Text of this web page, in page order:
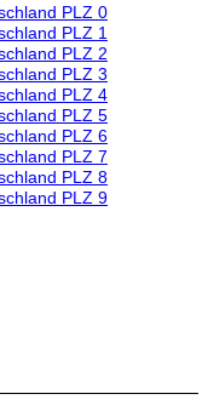
PLZ 0
PLZ 1
PLZ 2
PLZ 3
PLZ 4
PLZ 5
PLZ 6
PLZ 7
PLZ 8
PLZ 9